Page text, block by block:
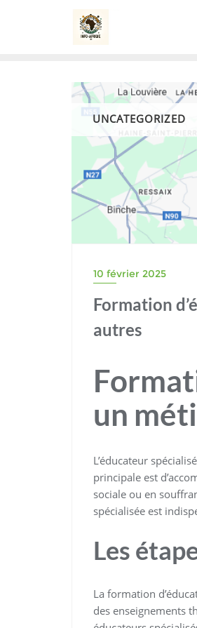
UNCATEGORIZED
10 février 2025
Formation
autres
un
L’éducateur
principale est
sociale ou en
spécialisée est
Les
La formation
des enseignements